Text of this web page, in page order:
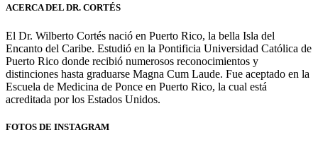
ACERCA DEL DR. CORTÉS
El Dr. Wilberto Cortés nació en Puerto Rico, la bella Isla del
Encanto del Caribe. Estudió en la Pontificia Universidad Católica de
Puerto Rico donde recibió numerosos reconocimientos y
distinciones hasta graduarse Magna Cum Laude. Fue aceptado en la
Escuela de Medicina de Ponce en Puerto Rico, la cual está
acreditada por los Estados Unidos.
FOTOS DE INSTAGRAM